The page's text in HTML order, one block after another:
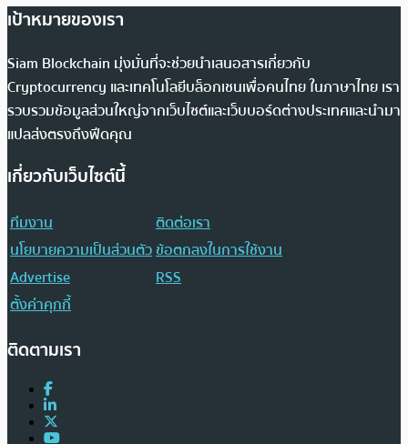
เป้าหมายของเรา
Siam Blockchain มุ่งมั่นที่จะช่วยนำเสนอสารเกี่ยวกับ
Cryptocurrency และเทคโนโลยีบล็อกเชนเพื่อคนไทย ในภาษาไทย เรา
รวบรวมข้อมูลส่วนใหญ่จากเว็บไซต์และเว็บบอร์ดต่างประเทศและนำมา
แปลส่งตรงถึงฟีดคุณ
เกี่ยวกับเว็บไซต์นี้
ทีมงาน
ติดต่อเรา
นโยบายความเป็นส่วนตัวข้อตกลงในการใช้งาน
Advertise
RSS
ตั้งค่าคุกกี้
ติดตามเรา